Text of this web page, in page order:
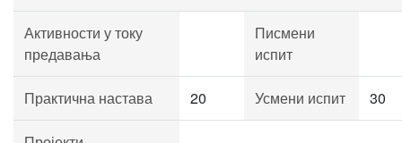
Активности у току
предавања
Писмени
испит
Практична настава 20 Усмени испит 30